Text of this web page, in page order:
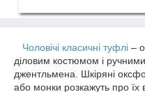
Чоловічі класичні туфлі –
діловим костюмом і
джентльмена. Шкіряні
або монки розкажуть про їх